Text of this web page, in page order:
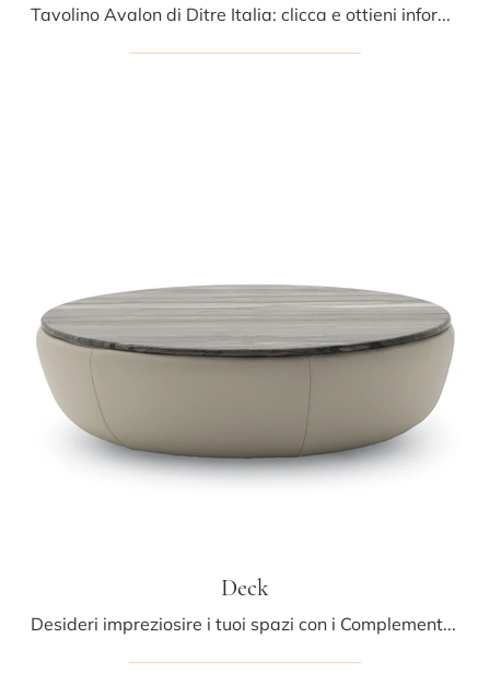
Tavolino Avalon di Ditre Italia: clicca e ottieni informazioni sui Complementi e tavolini moderni in MDF del noto e conosciuto brand!
Deck
Desideri impreziosire i tuoi spazi con i Complementi Ditre Italia? Ti presentiamo differenti modelli di tavolini in marmo come Deck.